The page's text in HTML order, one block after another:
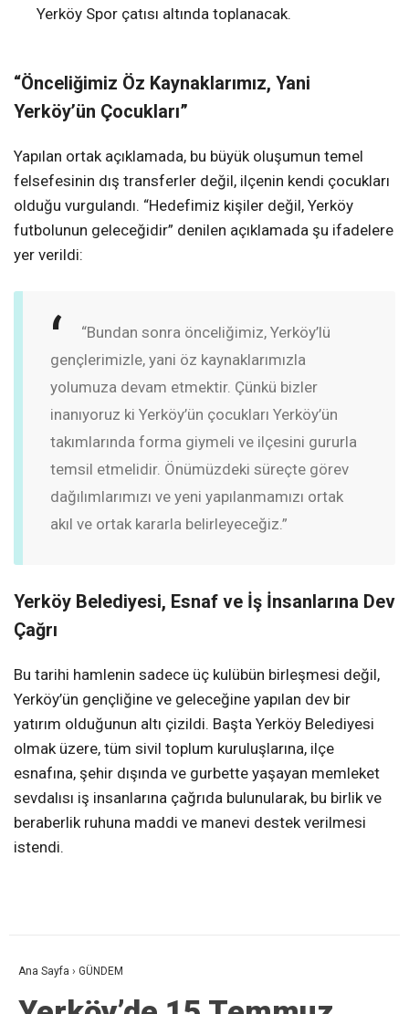
Yerköy Spor çatısı altında toplanacak.
“Önceliğimiz Öz Kaynaklarımız, Yani
Yerköy’ün Çocukları”
Yapılan ortak açıklamada, bu büyük oluşumun temel
felsefesinin dış transferler değil, ilçenin kendi çocukları
olduğu vurgulandı. “Hedefimiz kişiler değil, Yerköy
futbolunun geleceğidir” denilen açıklamada şu ifadelere
yer verildi:
“Bundan sonra önceliğimiz, Yerköy’lü
gençlerimizle, yani öz kaynaklarımızla
yolumuza devam etmektir. Çünkü bizler
inanıyoruz ki Yerköy’ün çocukları Yerköy’ün
takımlarında forma giymeli ve ilçesini gururla
temsil etmelidir. Önümüzdeki süreçte görev
dağılımlarımızı ve yeni yapılanmamızı ortak
akıl ve ortak kararla belirleyeceğiz.”
Yerköy Belediyesi, Esnaf ve İş İnsanlarına Dev
Çağrı
Bu tarihi hamlenin sadece üç kulübün birleşmesi değil,
Yerköy’ün gençliğine ve geleceğine yapılan dev bir
yatırım olduğunun altı çizildi. Başta Yerköy Belediyesi
olmak üzere, tüm sivil toplum kuruluşlarına, ilçe
esnafına, şehir dışında ve gurbette yaşayan memleket
sevdalısı iş insanlarına çağrıda bulunularak, bu birlik ve
beraberlik ruhuna maddi ve manevi destek verilmesi
istendi.
Ana Sayfa › GÜNDEM